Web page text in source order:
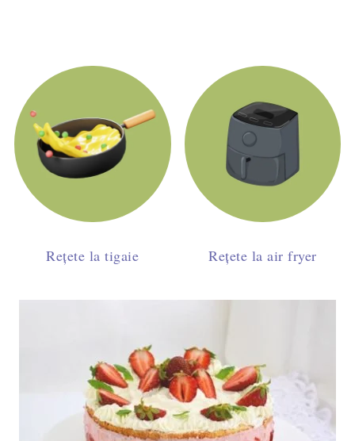
Rețete la tigaie Rețete la air fryer